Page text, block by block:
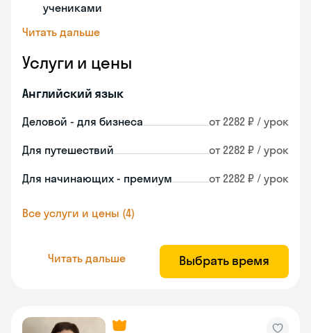
учениками
Читать дальше
Услуги и цены
Английский язык
Деловой - для бизнеса от 2282 ₽ / урок
Для путешествий от 2282 ₽ / урок
Для начинающих - премиум от 2282 ₽ / урок
Все услуги и цены (4)
Читать дальше Выбрать время